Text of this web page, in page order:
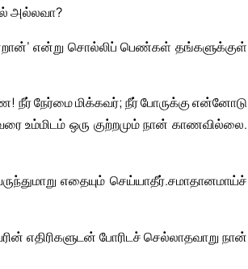
அல்லவா?
என்று சொல்லிப் பெண்கள் தங்களுக்குள்
நேர்மை மிக்கவர்; நீர் போருக்கு என்னோடு
உம்மிடம் ஒரு குற்றமும் நான் காணவில்லை.
எதையும் செய்யாதீர்.சமாதானமாய்ச்
எதிரிகளுடன் போரிடச் செல்லாதவாறு நான்